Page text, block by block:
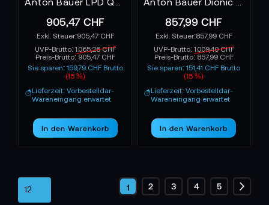
905,47 CHF
905,47 CHF
UVP-Brutto: 1.065,26 CHF
Preis-Brutto:905,47 CHF
Sie sparen: 159,79 CHF Brutto
(15 %)
Lieferzeit: Vorbestelldar-
Wareneingang erwartet
In den Warenkorb
857,99 CHF
857,99 CHF
UVP-Brutto: 1.009,40 CHF
Preis-Brutto:857,99 CHF
Sie sparen: 151,41 CHF Brutto
(15 %)
Lieferzeit: Vorbestelldar-
Wareneingang erwartet
In den Warenkorb
Seite
Sie
1 Seite
2 Seite
3 Seite
4 Seite
5